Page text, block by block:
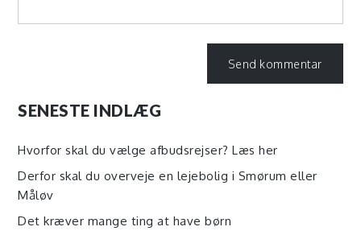
SENESTE INDLÆG
Hvorfor skal du vælge afbudsrejser? Læs her
Derfor skal du overveje en lejebolig i Smørum eller
Måløv
Det kræver mange ting at have børn